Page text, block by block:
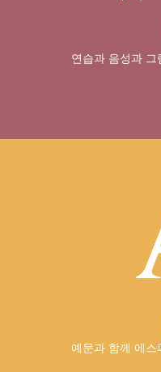
연습과 음성과
예문과 함께 에스